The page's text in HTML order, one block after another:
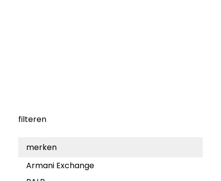
filteren
merken
Armani Exchange